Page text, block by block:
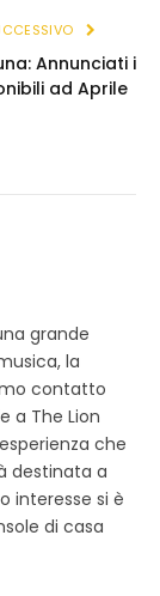
Annunciati i
ad Aprile
grande
la
contatto
a The Lion
che
destinata a
interesse si è
di casa